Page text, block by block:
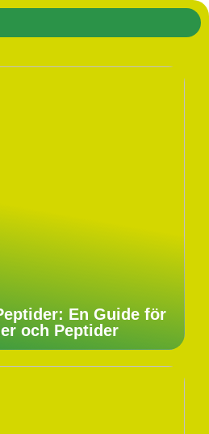
En Guide för
och Peptider